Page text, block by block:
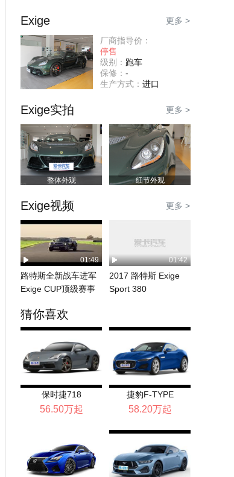
Exige 更多 >
厂商指导价：
停售
级别： 跑车
保修： -
生产方式： 进口
Exige实拍 更多 >
整体外观 细节外观
Exige视频 更多 >
01:49
路特斯全新战车进军
Exige CUP顶级赛事
01:42
2017 路特斯 Exige
Sport 380
猜你喜欢
保时捷718
56.50万起
捷豹F-TYPE
58.20万起